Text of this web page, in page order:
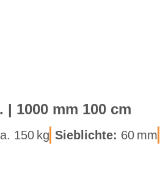
1000 mm 100 cm
150 kg Sieb­lich­te: 60 mm